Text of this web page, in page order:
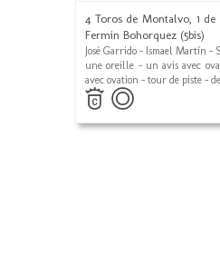
4 Toros de Montalvo, 1 de
Fermin Bohorquez (5bis)
José Garrido - Ismael Martín -
une oreille - un avis avec
avec ovation - tour de piste -